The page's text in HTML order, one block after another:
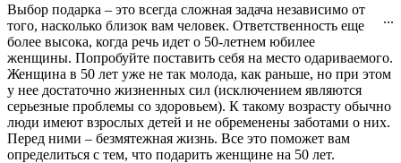
...
Выбор подарка – это всегда сложная задача независимо от
того, насколько близок вам человек. Ответственность еще
более высока, когда речь идет о 50-летнем юбилее
женщины. Попробуйте поставить себя на место одариваемого.
Женщина в 50 лет уже не так молода, как раньше, но при этом
у нее достаточно жизненных сил (исключением являются
серьезные проблемы со здоровьем). К такому возрасту обычно
люди имеют взрослых детей и не обременены заботами о них.
Перед ними – безмятежная жизнь. Все это поможет вам
определиться с тем, что подарить женщине на 50 лет.